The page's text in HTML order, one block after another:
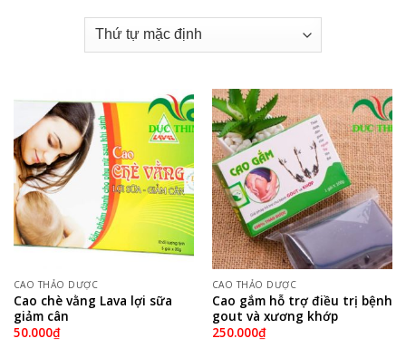
CAO THẢO DƯỢC
Cao chè vằng Lava lợi sữa
giảm cân
50.000₫
CAO THẢO DƯỢC
Cao gắm hỗ trợ điều trị bệnh
gout và xương khớp
250.000₫